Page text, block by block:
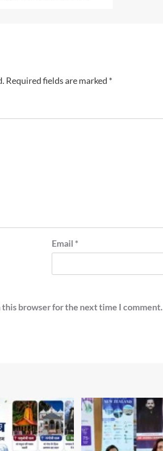
Required fields are marked *
Email *
this browser for the next time I comment.